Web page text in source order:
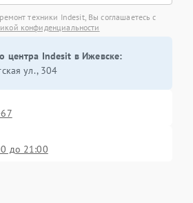
техники Indesit, Вы соглашаетесь с
конфиденциальности
центра Indesit в Ижевске:
ул., 304
до 21:00